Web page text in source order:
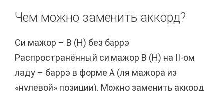
Чем можно заменить аккорд?
Си мажор – B (H) без баррэ
Распространённый си мажор B (H) на II-ом
ладу – баррэ в форме A (ля мажора из
«нулевой» позиции). Можно заменить аккорд